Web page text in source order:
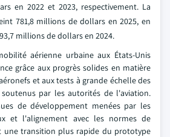
en 2022 et 2023, respectivement. La
781,8 millions de dollars en 2025, en
millions de dollars en 2024.
aérienne urbaine aux États-Unis
grâce aux progrès solides en matière
et aux tests à grande échelle des
soutenus par les autorités de l'aviation.
de développement menées par les
et l'alignement avec les normes de
une transition plus rapide du prototype